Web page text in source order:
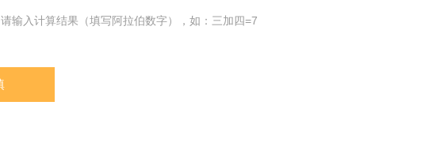
请输入计算结果（填写阿拉伯数字），如：三加四=7